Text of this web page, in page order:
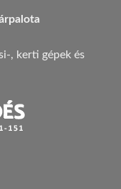
, kerti gépek és